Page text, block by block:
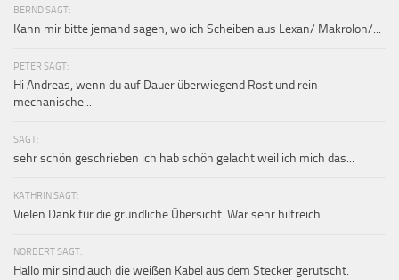
BERND SAGT:
Kann mir bitte jemand sagen, wo ich Scheiben aus Lexan/ Makrolon/...
PETER SAGT:
Hi Andreas, wenn du auf Dauer überwiegend Rost und rein
mechanische...
SAGT:
sehr schön geschrieben ich hab schön gelacht weil ich mich das...
KATHRIN SAGT:
Vielen Dank für die gründliche Übersicht. War sehr hilfreich.
NORBERT SAGT:
Hallo mir sind auch die weißen Kabel aus dem Stecker gerutscht.